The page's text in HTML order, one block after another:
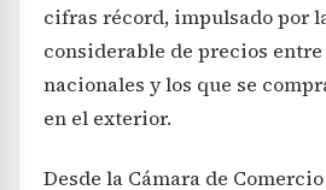
cifras récord, impulsado por
considerable de precios
nacionales y los que se
en el exterior.
Desde la Cámara de